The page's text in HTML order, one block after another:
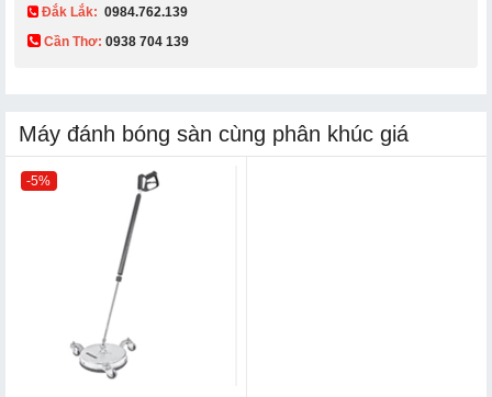
Đắk Lắk: 0984.762.139
Cần Thơ: 0938 704 139​
Máy đánh bóng sàn cùng phân khúc giá
-5%